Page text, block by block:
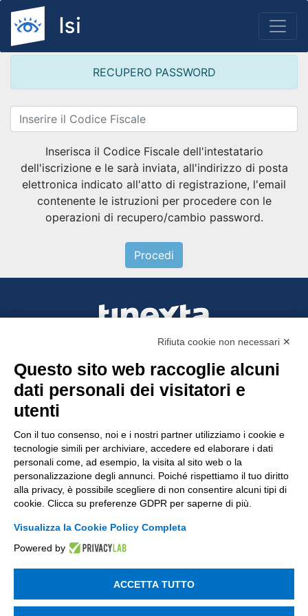
Tinexta Visura SpA
Piazzale Flaminio 1/b, 00196 Roma, Italia
Società soggetta alla direzione e coordinamento
di Tinexta SpA
P.IVA 05338771008 REA n. 877679
UTILITÀ
Verifica attestato di presenza
POLICIES AND TERMS
Informativa cookie
Rifiuta cookie non necessari ✕
Questo sito web raccoglie alcuni
dati personali dei visitatori e
utenti
Con il tuo consenso, noi e i nostri partner utilizziamo i cookie e
tecnologie simili per archiviare, accedere ed elaborare i dati
personali come, ad esempio, la visita al sito web o la
personalizzazione degli annunci. Poiché rispettiamo il tuo diritto
alla privacy, è possibile scegliere di non consentire alcuni tipi di
cookie. Clicca su preferenze GDPR per saperne di più.
Visualizza la Cookie Policy Completa
Powered by
ACCETTA TUTTO